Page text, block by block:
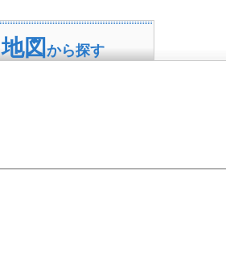
地図から探す